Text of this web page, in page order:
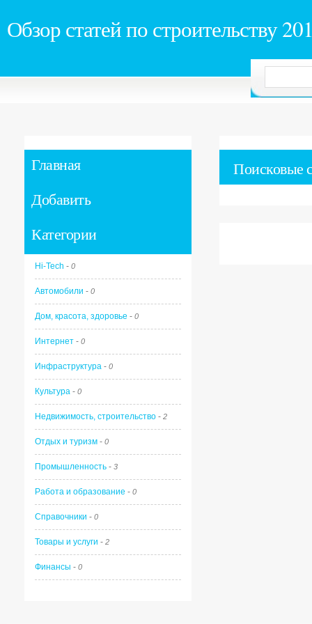
Обзор статей по строительству
Поисковые
Главная
Добавить
Категории
Hi-Tech - 0
Автомобили - 0
Дом, красота, здоровье - 0
Интернет - 0
Инфраструктура - 0
Культура - 0
Недвижимость, строительство - 2
Отдых и туризм - 0
Промышленность - 3
Работа и образование - 0
Справочники - 0
Товары и услуги - 2
Финансы - 0